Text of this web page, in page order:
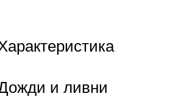
и ливни